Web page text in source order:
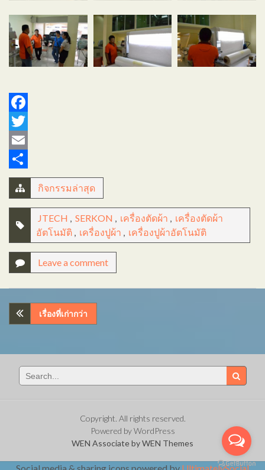
Facebook
Twitter
Email
Share
กิจกรรมล่าสุด
JTECH , SERKON , เครื่องตัดผ้า , เครื่องตัดผ้า
อัตโนมัติ , เครื่องปูผ้า , เครื่องปูผ้าอัตโนมัติ
Leave a comment
แนะแนว
เรื่องที่เก่ากว่า
Search
for:
Copyright. All rights reserved.
Powered by WordPress
WEN Associate byWEN Themes